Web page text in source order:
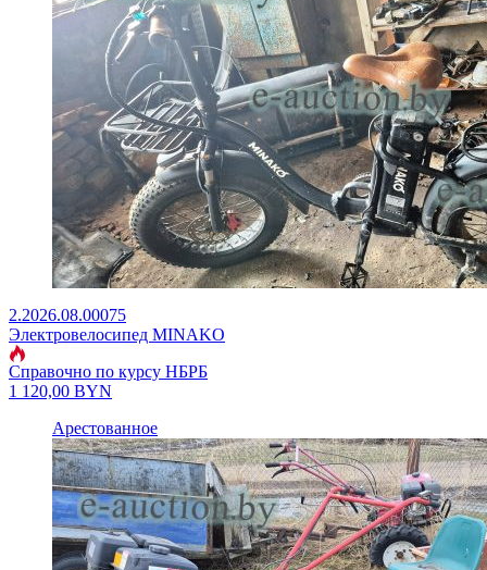
2.2026.08.00075
Электровелосипед MINAKO
Справочно по курсу НБРБ
1 120,00 BYN
Арестованное